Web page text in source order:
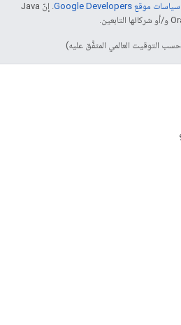
سياسات موقع Google Developers‏
. إنّ Java